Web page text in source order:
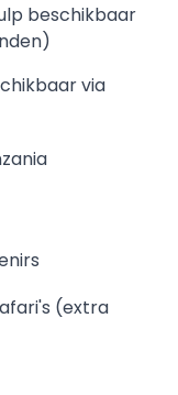
beschikbaar
via
(extra